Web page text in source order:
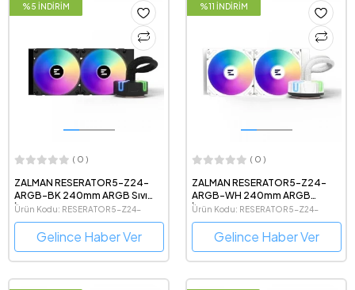
%5 İNDİRİM
( 0 )
ZALMAN RESERATOR5-Z24-
ARGB-BK 240mm ARGB Sıvı
İşlemci Soğutucu
Ürün Kodu: RESERATOR5-Z24-
ARGB-BK
Gelince Haber Ver
%11 İNDİRİM
( 0 )
ZALMAN RESERATOR5-Z24-
ARGB-WH 240mm ARGB
İşlemci Sıvı Soğutucu
Ürün Kodu: RESERATOR5-Z24-
ARGB-WH
Gelince Haber Ver